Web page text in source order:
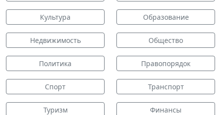
Культура Образование
Недвижимость Общество
Политика Правопорядок
Спорт Транспорт
Туризм Финансы